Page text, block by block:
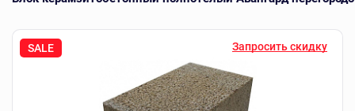
Запросить скидку